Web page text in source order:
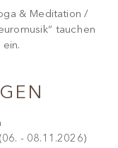
& Meditation /
tauchen
- 08.11.2026)